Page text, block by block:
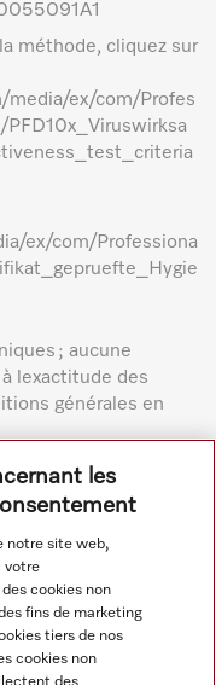
méthode, cliquez sur
ex/com/Profes
ex/com/Professiona
; aucune
lexactitude des
générales en
les
notre site web,
votre
cookies non
fins de marketing
tiers de nos
cookies non